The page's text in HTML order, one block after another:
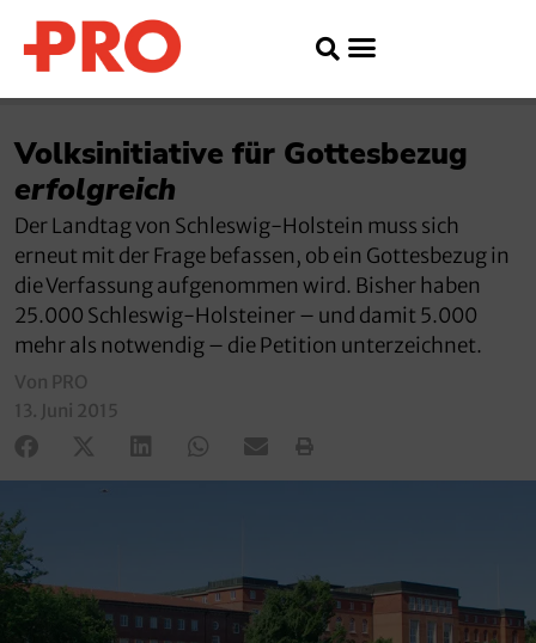
Volksinitiative für Gottesbezug
erfolgreich
Der Landtag von Schleswig-Holstein muss sich
erneut mit der Frage befassen, ob ein Gottesbezug in
die Verfassung aufgenommen wird. Bisher haben
25.000 Schleswig-Holsteiner – und damit 5.000
mehr als notwendig – die Petition unterzeichnet.
Von PRO
13. Juni 2015